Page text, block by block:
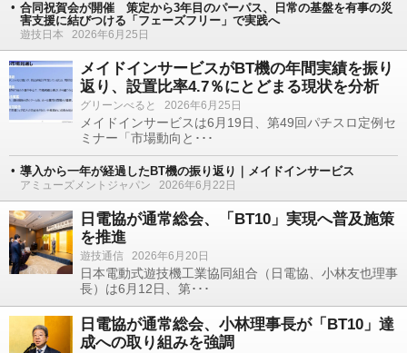
合同祝賀会が開催 策定から3年目のパーパス、日常の基盤を有事の災
害支援に結びつける「フェーズフリー」で実践へ
遊技日本 2026年6月25日
メイドインサービスがBT機の年間実績を振り
返り、設置比率4.7％にとどまる現状を分析
グリーンべると 2026年6月25日
メイドインサービスは6月19日、第49回パチスロ定例セ
ミナー「市場動向と･･･
導入から一年が経過したBT機の振り返り｜メイドインサービス
アミューズメントジャパン 2026年6月22日
日電協が通常総会、「BT10」実現へ普及施策
を推進
遊技通信 2026年6月20日
日本電動式遊技機工業協同組合（日電協、小林友也理事
長）は6月12日、第･･･
日電協が通常総会、小林理事長が「BT10」達
成への取り組みを強調